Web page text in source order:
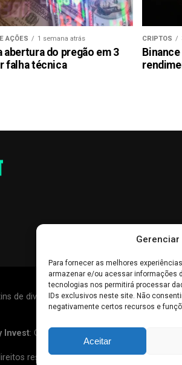
Para fornecer as melhores
armazenar e/ou acessar informações
tecnologias nos permitirá processar
IDs exclusivos neste site. Não
negativamente certos recursos e
Aceitar
AÇÕES 1 semana atrás
abertura do pregão em 3
falha técnica
CRIPTOS
de divulgação, e não devem ser
Invest: O futuro do
reservados